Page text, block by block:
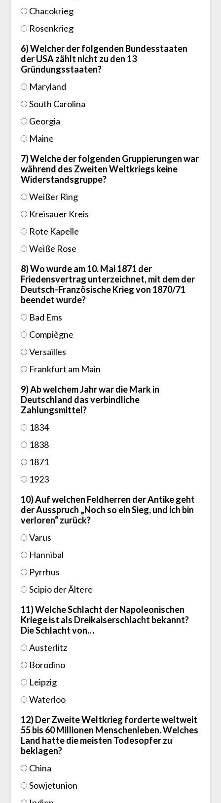
Chacokrieg
Rosenkrieg
6) Welcher der folgenden Bundesstaaten
der USA zählt nicht zu den 13
Gründungsstaaten?
Maryland
South Carolina
Georgia
Maine
7) Welche der folgenden Gruppierungen war
während des Zweiten Weltkriegs keine
Widerstandsgruppe?
Weißer Ring
Kreisauer Kreis
Rote Kapelle
Weiße Rose
8) Wo wurde am 10. Mai 1871 der
Friedensvertrag unterzeichnet, mit dem der
Deutsch-Französische Krieg von 1870/71
beendet wurde?
Bad Ems
Compiègne
Versailles
Frankfurt am Main
9) Ab welchem Jahr war die Mark in
Deutschland das verbindliche
Zahlungsmittel?
1834
1838
1871
1923
10) Auf welchen Feldherren der Antike geht
der Ausspruch „Noch so ein Sieg, und ich bin
verloren“ zurück?
Varus
Hannibal
Pyrrhus
Scipio der Ältere
11) Welche Schlacht der Napoleonischen
Kriege ist als Dreikaiserschlacht bekannt?
Die Schlacht von…
Austerlitz
Borodino
Leipzig
Waterloo
12) Der Zweite Weltkrieg forderte weltweit
55 bis 60 Millionen Menschenleben. Welches
Land hatte die meisten Todesopfer zu
beklagen?
China
Sowjetunion